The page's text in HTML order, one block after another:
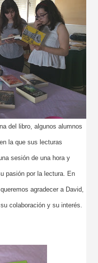
file/d/1sKZNfJQ-
del libro, algunos alumnos
la que sus lecturas
sesión de una hora y
pasión por la lectura. En
agradecer a David,
colaboración y su interés.